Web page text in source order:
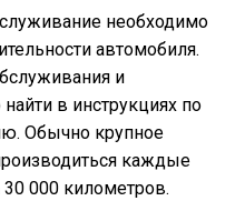
необходимо
автомобиля.
и
в инструкциях по
Обычно крупное
каждые
30 000 километров.